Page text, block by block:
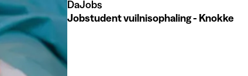
DaJobs
Jobstudent vuilnisophaling - Knokke